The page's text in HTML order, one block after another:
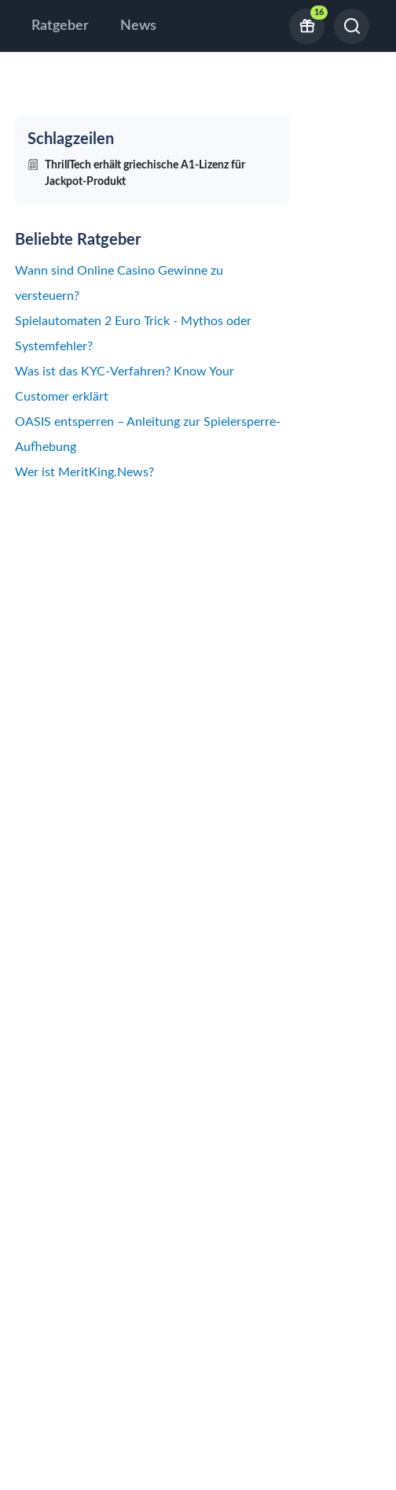
Ratgeber News
16
Schlagzeilen
ThrillTech erhält griechische A1-Lizenz für
Jackpot-Produkt
Beliebte Ratgeber
Wann sind Online Casino Gewinne zu
versteuern?
Spielautomaten 2 Euro Trick - Mythos oder
Systemfehler?
Was ist das KYC-Verfahren? Know Your
Customer erklärt
OASIS entsperren – Anleitung zur Spielersperre-
Aufhebung
Wer ist MeritKing.News?